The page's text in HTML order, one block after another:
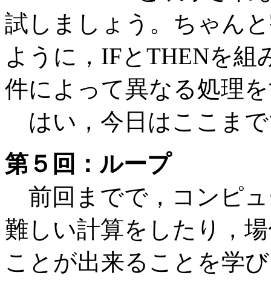
試しましょう。ちゃん
ように，IFとTHENを
件によって異なる処理
はい，今日はここま
第５回：ループ
前回までで，コンピ
難しい計算をしたり，
ことが出来ることを学